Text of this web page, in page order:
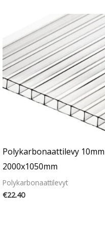
Polykarbonaattilevy 10mm
2000x1050mm
Polykarbonaattilevyt
€22.40